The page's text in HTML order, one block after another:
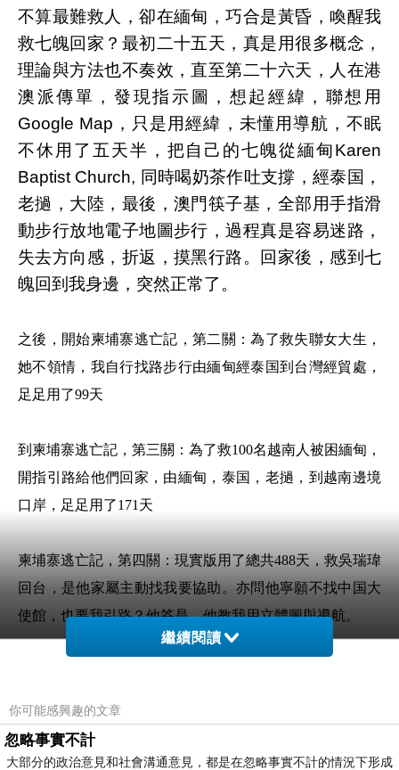
不算最難救人，卻在緬甸，巧合是黃昏，喚醒我
救七魄回家？最初二十五天，真是用很多概念，
理論與方法也不奏效，直至第二十六天，人在港
澳派傳單，發現指示圖，想起經緯，聯想用
Google Map，只是用經緯，未懂用導航，不眠
不休用了五天半，把自己的七魄從緬甸Karen
Baptist Church, 同時喝奶茶作吐支撐，經泰国，
老撾，大陸，最後，澳門筷子基，全部用手指滑
動步行放地電子地圖步行，過程真是容易迷路，
失去方向感，折返，摸黑行路。回家後，感到七
魄回到我身邊，突然正常了。
之後，開始柬埔寨逃亡記，第二關：為了救失聯女大生，
她不領情，我自行找路步行由緬甸經泰国到台灣經貿處，
足足用了99天
到柬埔寨逃亡記，第三關：為了救100名越南人被困緬甸，
開指引路給他們回家，由緬甸，泰国，老撾，到越南邊境
口岸，足足用了171天
柬埔寨逃亡記，第四關：現實版用了總共488天，救吳瑞瑋
回台，是他家屬主動找我要協助。亦問他寧願不找中国大
使館，也要我引路？他答是，他教我用立體圖與導航。
幣泰國去緬甸救吳瑞瑋，我擔心到用嘔吐物照片給他傍
身，後來沒消息下，家屬聽我勸回台，醫癌症三个月才康
繼續閱讀
你可能感興趣的文章
忽略事實不計
大部分的政治意見和社會溝通意見，都是在忽略事實不計的情況下形成